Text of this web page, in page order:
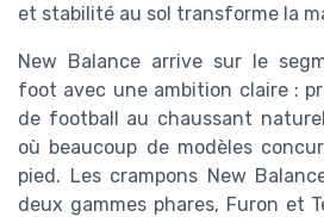
et stabilité au sol transforme la
New Balance arrive sur le
foot avec une ambition claire :
de football au chaussant
où beaucoup de modèles
pied. Les crampons New
deux gammes phares, Furon et